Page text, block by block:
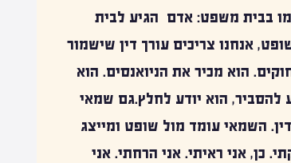
בבית משפט: אדם הגיע לבית
אנחנו צריכים עורך דין שישמור
הוא מכיר את הניואנסים. הוא
להסביר, הוא יודע לחלץ.גם שמאי
השמאי עומד מול שופט ומייצג
כן, אני ראיתי. אני הרחתי. אני